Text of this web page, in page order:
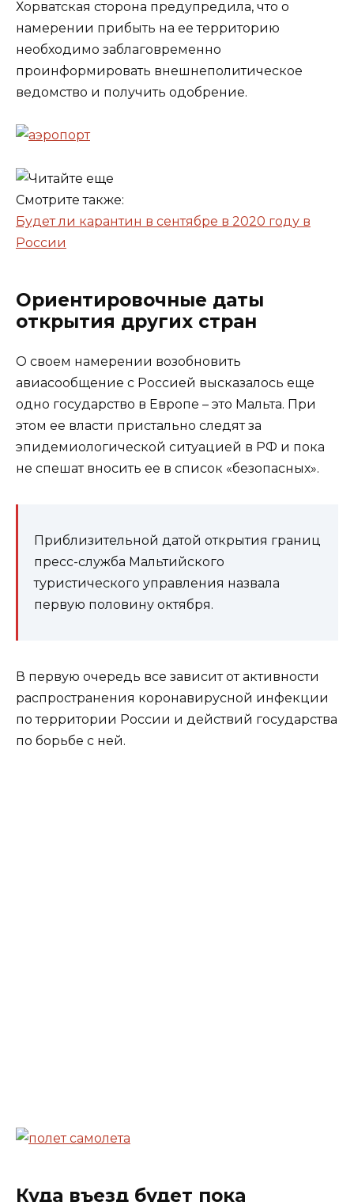
Хорватская сторона предупредила, что о
намерении прибыть на ее территорию
необходимо заблаговременно
проинформировать внешнеполитическое
ведомство и получить одобрение.
Смотрите также:
Будет ли карантин в сентябре в 2020 году в
России
Ориентировочные даты
открытия других стран
О своем намерении возобновить
авиасообщение с Россией высказалось еще
одно государство в Европе – это Мальта. При
этом ее власти пристально следят за
эпидемиологической ситуацией в РФ и пока
не спешат вносить ее в список «безопасных».
Приблизительной датой открытия границ
пресс-служба Мальтийского
туристического управления назвала
первую половину октября.
В первую очередь все зависит от активности
распространения коронавирусной инфекции
по территории России и действий государства
по борьбе с ней.
Куда въезд будет пока